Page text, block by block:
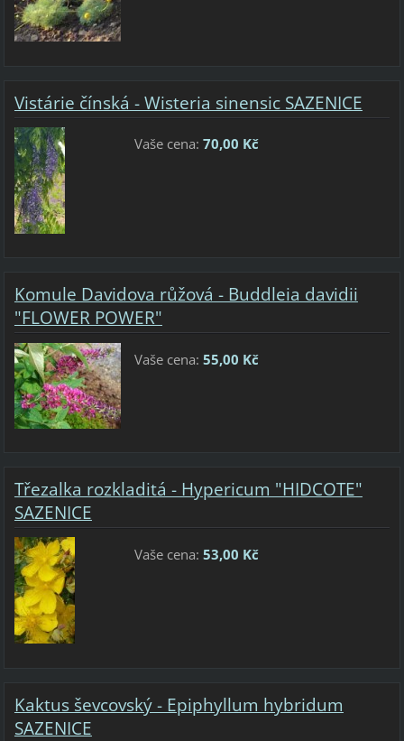
Vistárie čínská - Wisteria sinensic SAZENICE
Vaše cena: 70,00 Kč
Komule Davidova růžová - Buddleia davidii
"FLOWER POWER"
Vaše cena: 55,00 Kč
Třezalka rozkladitá - Hypericum "HIDCOTE"
SAZENICE
Vaše cena: 53,00 Kč
Kaktus ševcovský - Epiphyllum hybridum
SAZENICE